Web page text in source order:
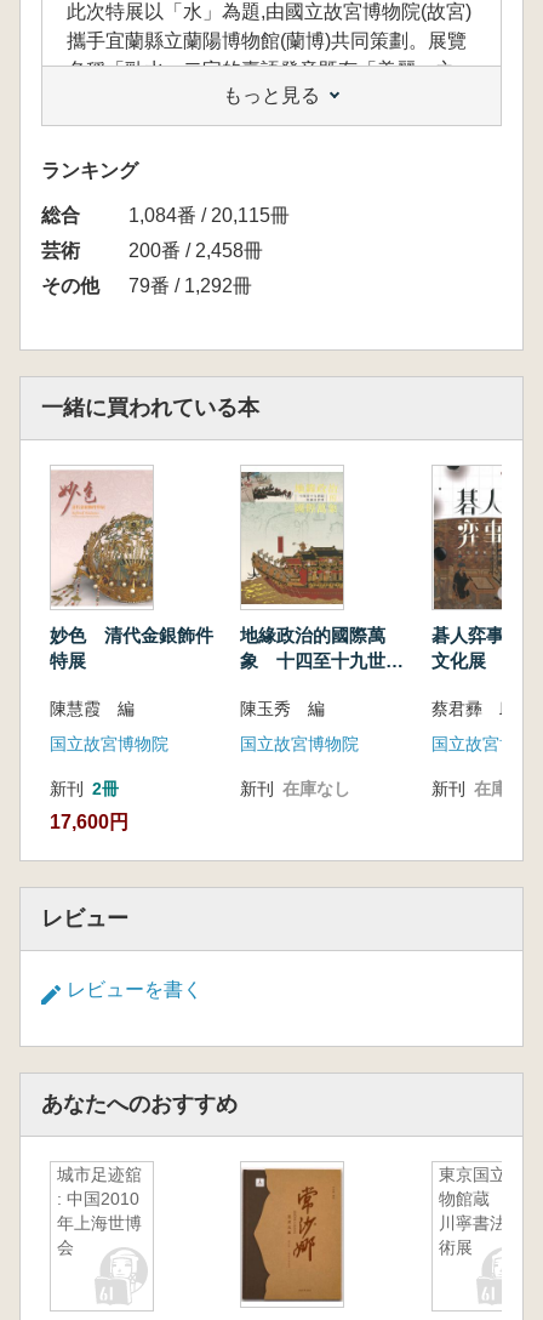
此次特展以「水」為題,由國立故宮博物院(故宮)
攜手宜蘭縣立蘭陽博物館(蘭博)共同策劃。展覽
名稱「勁水」二字的臺語發音既有「美麗」之
意,更象徵水創造生命的力量。展覽從故宮典藏
說起,邀請觀者在欣賞精選的院藏山水玉雕,田
園、水景裝飾的瓷器及栩栩如生的藝術瑰寶之
際,亦能連想宜蘭水文交織出的「山.海.田」意境,
以及那片「好山好水」所孕育的豐饒物產。透過
「史前宜蘭的水水(臺語)遺物」遙想水如何引領
人類足跡踏上蘭陽平原,又如何孕育精美工藝,點
滴凝結成歷史的珠玉。一切皆在靜靜訴說著水的
もっと見る
ランキング
総合
1,084番 / 20,115冊
芸術
200番 / 2,458冊
その他
79番 / 1,292冊
一緒に買われている本
妙色 清代金銀飾件
特展
陳慧霞 編
国立故宮博物院
新刊 2冊
17,600円
地緣政治的國際萬
象 十四至十九世紀
の国際的展望:14世紀
から19世紀にかけて
陳玉秀 編
国立故宮博物院
新刊 在庫なし
碁人弈事 古
文化展 (囲
化展)
蔡君彞 邱士
国立故宮博物
新刊 在庫なし
レビュー
レビューを書く
あなたへのおすすめ
城市足迹舘
: 中国2010
年上海世博
会
東京国立博
物館蔵 西
川寧書法芸
術展